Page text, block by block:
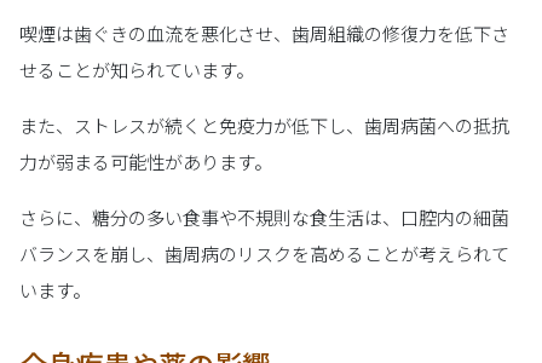
喫煙は歯ぐきの血流を悪化させ、歯周組織の修復力を低下さ
せることが知られています。
また、ストレスが続くと免疫力が低下し、歯周病菌への抵抗
力が弱まる可能性があります。
さらに、糖分の多い食事や不規則な食生活は、口腔内の細菌
バランスを崩し、歯周病のリスクを高めることが考えられて
います。